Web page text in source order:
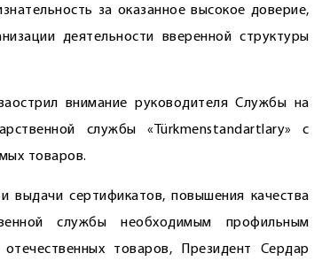
за оказанное высокое доверие,
деятельности вверенной структуры
внимание руководителя Службы на
службы «Türkmenstandartlary» с
товаров.
выдачи сертификатов, повышения качества
службы необходимым профильным
товаров, Президент Сердар